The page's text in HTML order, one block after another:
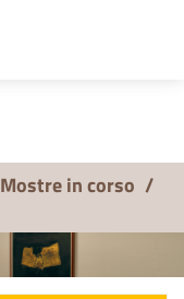
Mostre in corso /